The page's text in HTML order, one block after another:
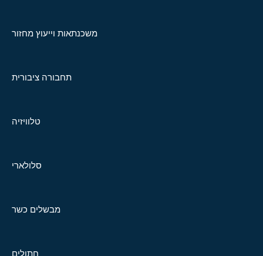
משכנתאות וייעוץ מחזור
תחבורה ציבורית
טלוויזיה
סלולארי
מבשלים כשר
חתולים